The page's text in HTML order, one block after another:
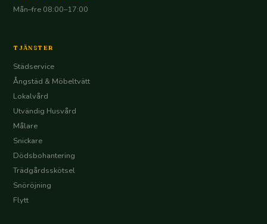
Mån–fre 08:00–17:00
TJÄNSTER
Städservice
Ångstäd & Möbeltvätt
Lokalvård
Utvändig Husvård
Målare
Snickare
Dödsbohantering
Trädgårdsskötsel
Snöröjning
Flytt